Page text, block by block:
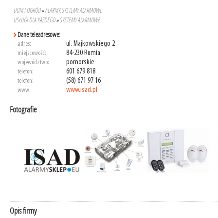
DOM I OGRÓD»ALARMY, SYSTEMY ALARMOWE
USŁUGI DLA KAŻDEGO»SYSTEMY ALARMOWE
Dane teleadresowe:
adres: ul. Majkowskiego 2
miejscowość: 84-230 Rumia
województwo: pomorskie
telefon: 601 679 818
telefon: (58) 671 97 16
www: www.isad.pl
Fotografie
Opis firmy